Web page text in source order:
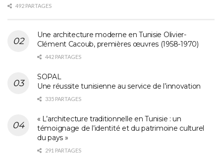
492 PARTAGES
Une architecture moderne en Tunisie Olivier-
Clément Cacoub, premières œuvres (1958-1970)
442 PARTAGES
SOPAL
Une réussite tunisienne au service de l’innovation
335 PARTAGES
« L’architecture traditionnelle en Tunisie : un
témoignage de l’identité et du patrimoine culturel
du pays »
291 PARTAGES